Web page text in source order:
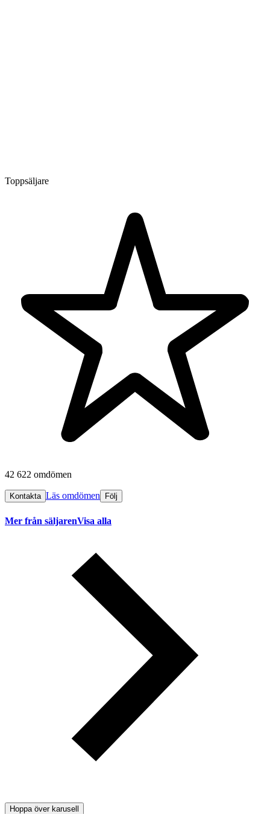
Toppsäljare
42 622 omdömen
Kontakta Läs omdömen Följ
Mer från säljarenVisa alla
Hoppa över karusell